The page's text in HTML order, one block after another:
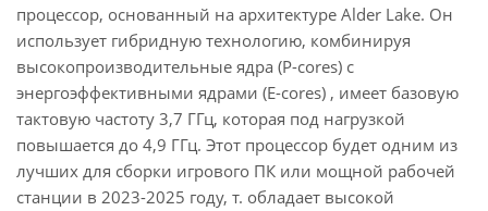
процессор, основанный на архитектуре Alder Lake. Он
использует гибридную технологию, комбинируя
высокопроизводительные ядра (P-cores) с
энергоэффективными ядрами (E-cores) , имеет базовую
тактовую частоту 3,7 ГГц, которая под нагрузкой
повышается до 4,9 ГГц. Этот процессор будет одним из
лучших для сборки игрового ПК или мощной рабочей
станции в 2023-2025 году, т. обладает высокой